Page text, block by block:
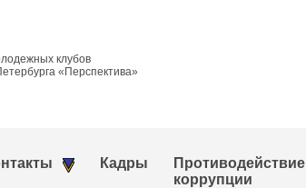
клубов
«Перспектива»
Кадры
Противодействие
коррупции